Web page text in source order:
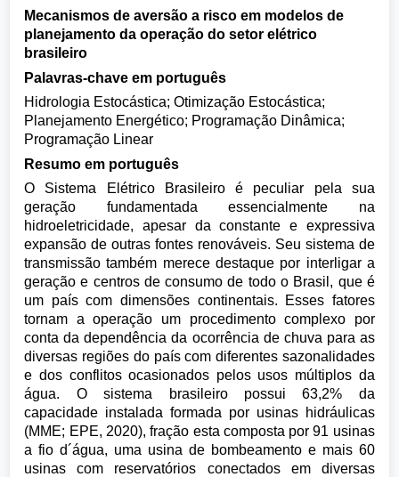
Mecanismos de aversão a risco em modelos de
planejamento da operação do setor elétrico
brasileiro
Palavras-chave em português
Hidrologia Estocástica; Otimização Estocástica;
Planejamento Energético; Programação Dinâmica;
Programação Linear
Resumo em português
O Sistema Elétrico Brasileiro é peculiar pela sua
geração fundamentada essencialmente na
hidroeletricidade, apesar da constante e expressiva
expansão de outras fontes renováveis. Seu sistema de
transmissão também merece destaque por interligar a
geração e centros de consumo de todo o Brasil, que é
um país com dimensões continentais. Esses fatores
tornam a operação um procedimento complexo por
conta da dependência da ocorrência de chuva para as
diversas regiões do país com diferentes sazonalidades
e dos conflitos ocasionados pelos usos múltiplos da
água. O sistema brasileiro possui 63,2% da
capacidade instalada formada por usinas hidráulicas
(MME; EPE, 2020), fração esta composta por 91 usinas
a fio d´água, uma usina de bombeamento e mais 60
usinas com reservatórios conectados em diversas